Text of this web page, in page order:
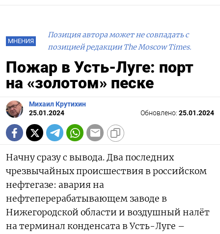
МНЕНИЯ
Позиция автора может не совпадать с
позицией редакции The Moscow Times.
Пожар в Усть-Луге: порт
на «золотом» песке
Михаил Крутихин
25.01.2024
Обновлено: 25.01.2024
Начну сразу с вывода. Два последних
чрезвычайных происшествия в российском
нефтегазе: авария на
нефтеперерабатывающем заводе в
Нижегородской области и воздушный налёт
на терминал конденсата в Усть-Луге –